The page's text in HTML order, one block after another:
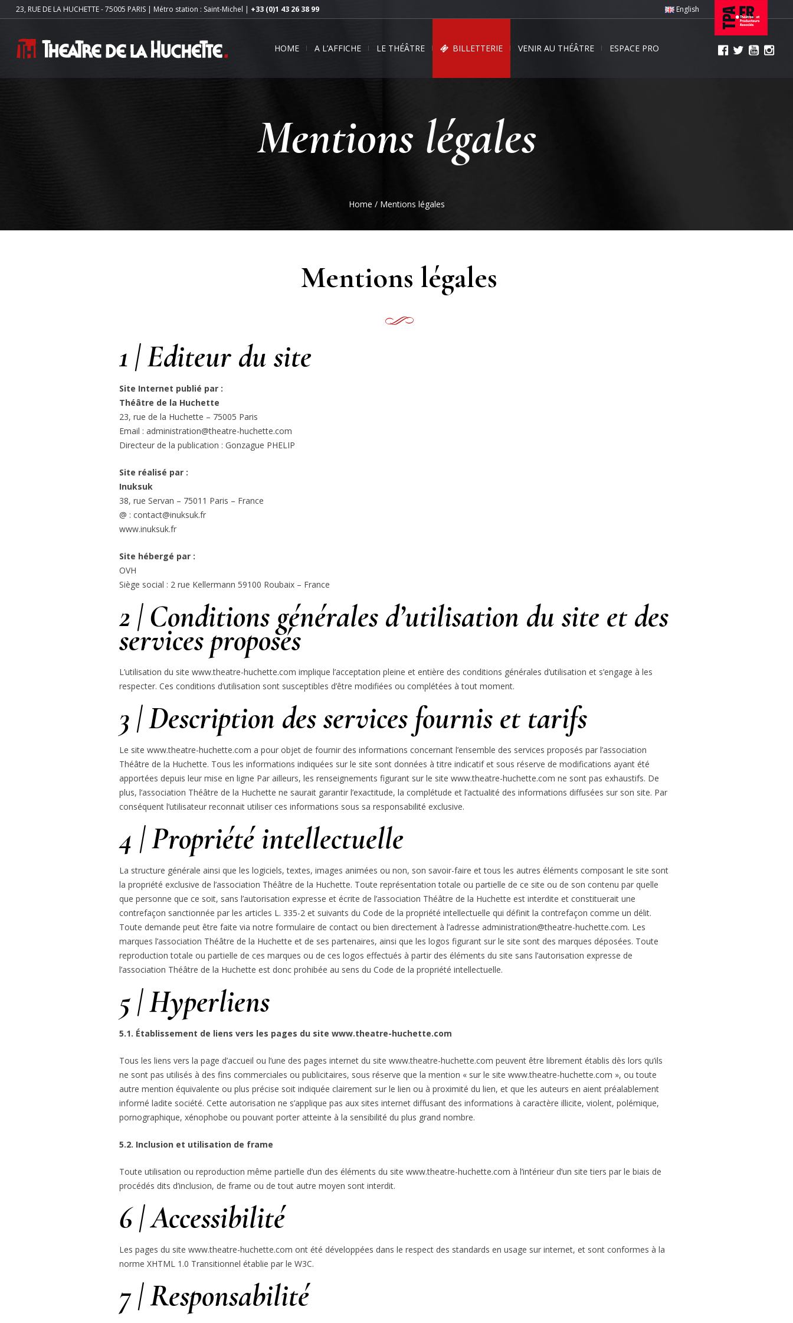
English
23, RUE DE LA HUCHETTE - 75005 PARIS | Métro station : Saint-Michel | +33 (0)1 43 26 38 99
HOME A L’AFFICHE LE THÉÂTRE BILLETTERIE VENIR AU THÉÂTRE ESPACE PRO
Mentions légales
Home / Mentions légales
Mentions légales
1 | Editeur du site
Site Internet publié par :
Théâtre de la Huchette
23, rue de la Huchette – 75005 Paris
Email : administration@theatre-huchette.com
Directeur de la publication : Gonzague PHELIP
Site réalisé par :
Inuksuk
38, rue Servan – 75011 Paris – France
@ : contact@inuksuk.fr
www.inuksuk.fr
Site hébergé par :
OVH
Siège social : 2 rue Kellermann 59100 Roubaix – France
2 | Conditions générales d’utilisation du site et des
services proposés
L’utilisation du site www.theatre-huchette.com implique l’acceptation pleine et entière des conditions générales d’utilisation et s’engage à les
respecter. Ces conditions d’utilisation sont susceptibles d’être modifiées ou complétées à tout moment.
3 | Description des services fournis et tarifs
Le site www.theatre-huchette.com a pour objet de fournir des informations concernant l’ensemble des services proposés par l’association
Théâtre de la Huchette. Tous les informations indiquées sur le site sont données à titre indicatif et sous réserve de modifications ayant été
apportées depuis leur mise en ligne Par ailleurs, les renseignements figurant sur le site www.theatre-huchette.com ne sont pas exhaustifs. De
plus, l’association Théâtre de la Huchette ne saurait garantir l’exactitude, la complétude et l’actualité des informations diffusées sur son site. Par
conséquent l’utilisateur reconnait utiliser ces informations sous sa responsabilité exclusive.
4 | Propriété intellectuelle
La structure générale ainsi que les logiciels, textes, images animées ou non, son savoir-faire et tous les autres éléments composant le site sont
la propriété exclusive de l’association Théâtre de la Huchette. Toute représentation totale ou partielle de ce site ou de son contenu par quelle
que personne que ce soit, sans l’autorisation expresse et écrite de l’association Théâtre de la Huchette est interdite et constituerait une
contrefaçon sanctionnée par les articles L. 335-2 et suivants du Code de la propriété intellectuelle qui définit la contrefaçon comme un délit.
Toute demande peut être faite via notre formulaire de contact ou bien directement à l’adresse administration@theatre-huchette.com. Les
marques l’association Théâtre de la Huchette et de ses partenaires, ainsi que les logos figurant sur le site sont des marques déposées. Toute
reproduction totale ou partielle de ces marques ou de ces logos effectués à partir des éléments du site sans l’autorisation expresse de
l’association Théâtre de la Huchette est donc prohibée au sens du Code de la propriété intellectuelle.
5 | Hyperliens
5.1. Établissement de liens vers les pages du site www.theatre-huchette.com
Tous les liens vers la page d’accueil ou l’une des pages internet du site www.theatre-huchette.com peuvent être librement établis dès lors qu’ils
ne sont pas utilisés à des fins commerciales ou publicitaires, sous réserve que la mention « sur le site www.theatre-huchette.com », ou toute
autre mention équivalente ou plus précise soit indiquée clairement sur le lien ou à proximité du lien, et que les auteurs en aient préalablement
informé ladite société. Cette autorisation ne s’applique pas aux sites internet diffusant des informations à caractère illicite, violent, polémique,
pornographique, xénophobe ou pouvant porter atteinte à la sensibilité du plus grand nombre.
5.2. Inclusion et utilisation de frame
Toute utilisation ou reproduction même partielle d’un des éléments du site www.theatre-huchette.com à l’intérieur d’un site tiers par le biais de
procédés dits d’inclusion, de frame ou de tout autre moyen sont interdit.
6 | Accessibilité
Les pages du site www.theatre-huchette.com ont été développées dans le respect des standards en usage sur internet, et sont conformes à la
norme XHTML 1.0 Transitionnel établie par le W3C.
7 | Responsabilité